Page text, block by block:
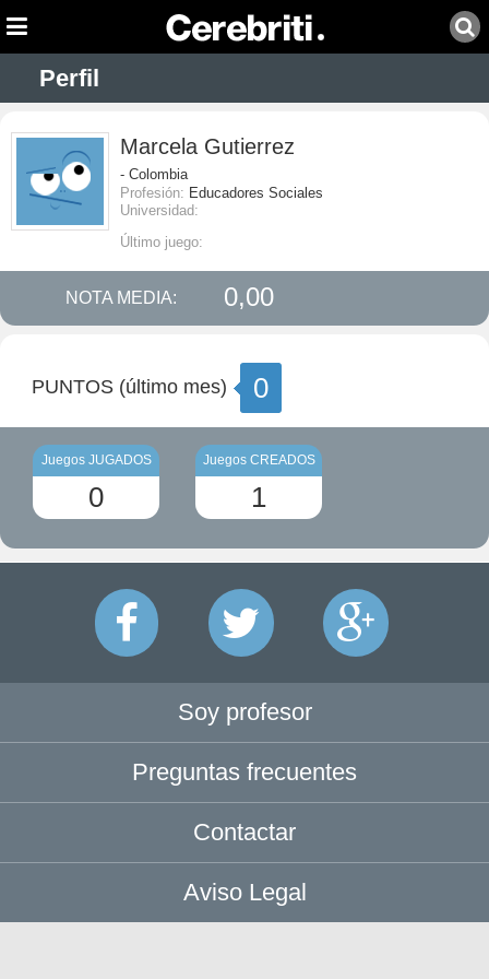
Perfil
Marcela Gutierrez
- Colombia
Profesión: Educadores Sociales
Universidad:
Último juego:
NOTA MEDIA: 0,00
PUNTOS (último mes) 0
Juegos JUGADOS
0
Juegos CREADOS
1
Soy profesor
Preguntas frecuentes
Contactar
Aviso Legal